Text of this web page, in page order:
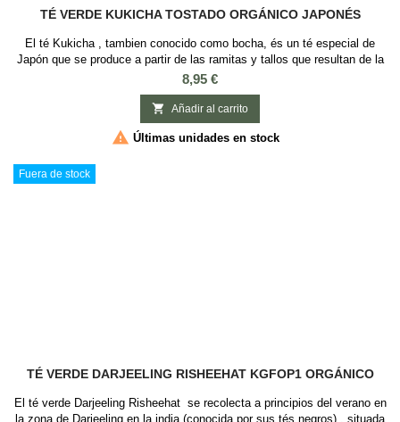
TÉ VERDE KUKICHA TOSTADO ORGÁNICO JAPONÉS
El té Kukicha , tambien conocido como bocha, és un té especial de
Japón que se produce a partir de las ramitas y tallos que resultan de la
producción del té Sencha y mezcladas con hojas de té verde sencha.
para posteriormente tostarlo. Una infusión rica en oligoelementos y sin
apenas cafeína (teína) es ideal para tomar a cualquier hora del día
Sabor: té...
Precio
8,95 €
 Añadir al carrito
 Últimas unidades en stock
Fuera de stock
TÉ VERDE DARJEELING RISHEEHAT KGFOP1 ORGÁNICO
El té verde Darjeeling Risheehat se recolecta a principios del verano en
la zona de Darjeeling en la india (conocida por sus tés negros) , situada